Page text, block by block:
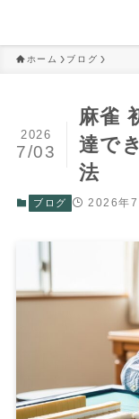
ホーム ブログ
麻雀
達で
法
2026
7/03
ブログ 2026年7